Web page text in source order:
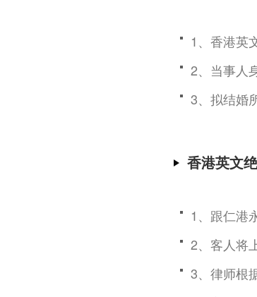
1、香港英
2、当事人
3、拟结婚
香港英文
1、跟仁港
2、客人将
3、律师根